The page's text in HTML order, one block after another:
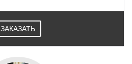
ЗАКАЗАТЬ